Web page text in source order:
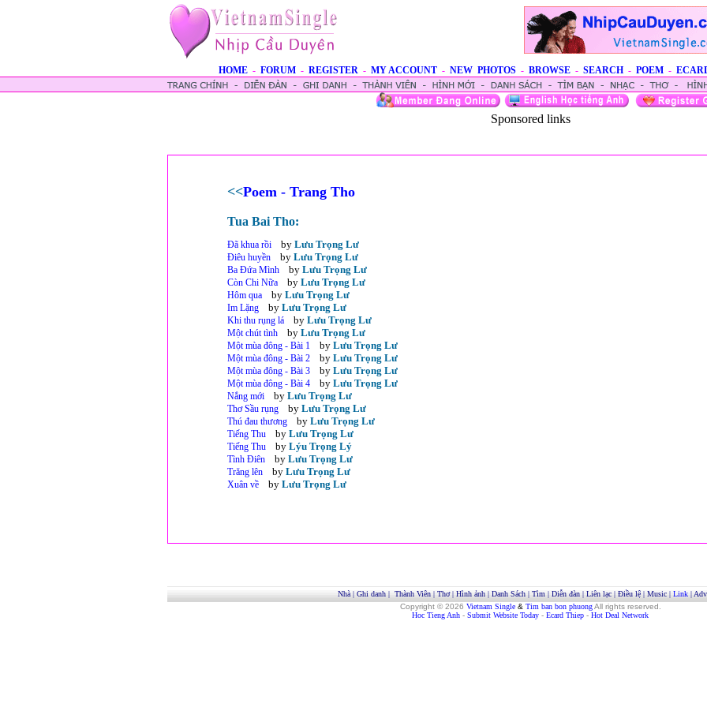
HOME - FORUM - REGISTER - MY ACCOUNT - NEW PHOTOS - BROWSE - SEARCH - POEM -
Sponsored links
<<Poem - Trang Tho
Tua Bai Tho:
Đã khua rồi by Lưu Trọng Lư
Điêu huyền by Lưu Trọng Lư
Ba Đứa Mình by Lưu Trọng Lư
Còn Chi Nữa by Lưu Trọng Lư
Hôm qua by Lưu Trọng Lư
Im Lặng by Lưu Trọng Lư
Khi thu rụng lá by Lưu Trọng Lư
Một chút tình by Lưu Trọng Lư
Một mùa đông - Bài 1 by Lưu Trọng Lư
Một mùa đông - Bài 2 by Lưu Trọng Lư
Một mùa đông - Bài 3 by Lưu Trọng Lư
Một mùa đông - Bài 4 by Lưu Trọng Lư
Nắng mới by Lưu Trọng Lư
Thơ Sầu rụng by Lưu Trọng Lư
Thú đau thương by Lưu Trọng Lư
Tiếng Thu by Lưu Trọng Lư
Tiếng Thu by Lýu Trọng Lý
Tình Điên by Lưu Trọng Lư
Trăng lên by Lưu Trọng Lư
Xuân về by Lưu Trọng Lư
Nhà| Ghi danh| Thành Viên| Thơ| Hình ảnh| Danh Sách| Tìm | Diễn đàn| Liên lạc| Điều lệ| Music| Link|
Copyright © 2026 Vietnam Single& Tim ban bon phuong All rights reserved.
Hoc Tieng Anh - Submit Website Today - Ecard Thiep - Hot Deal Network